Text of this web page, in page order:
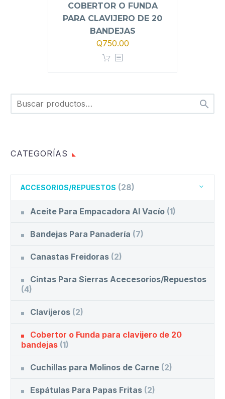
COBERTOR O FUNDA
PARA CLAVIJERO DE 20
BANDEJAS
Q750.00

CATEGORÍAS
ACCESORIOS/REPUESTOS (28)
Aceite Para Empacadora Al Vacío (1)
Bandejas Para Panadería (7)
Canastas Freidoras (2)
Cintas Para Sierras Acecesorios/Repuestos
(4)
Clavijeros (2)
Cobertor o Funda para clavijero de 20
bandejas (1)
Cuchillas para Molinos de Carne (2)
Espátulas Para Papas Fritas (2)